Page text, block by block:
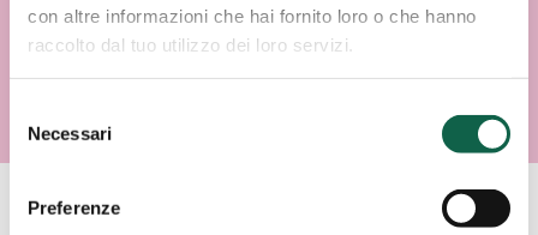
con altre informazioni che hai fornito loro o che hanno
raccolto dal tuo utilizzo dei loro servizi.
del
consenso
Necessari
Preferenze